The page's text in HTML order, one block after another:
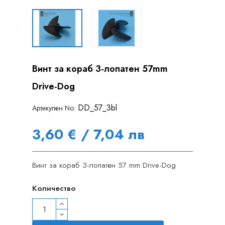
Винт за кораб 3-лопатен 57mm
Drive-Dog
Артикулен Nо: DD_57_3bl
3,60 € / 7,04 лв
Винт за кораб 3-лопатен 57 mm Drive-Dog
Количество